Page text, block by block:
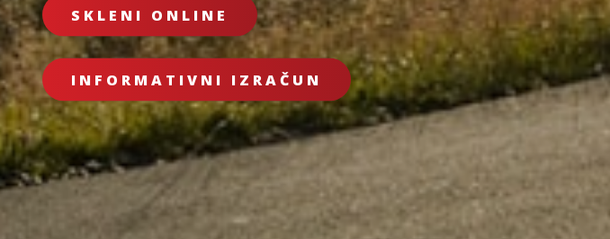
SKLENI ONLINE
INFORMATIVNI IZRAČUN